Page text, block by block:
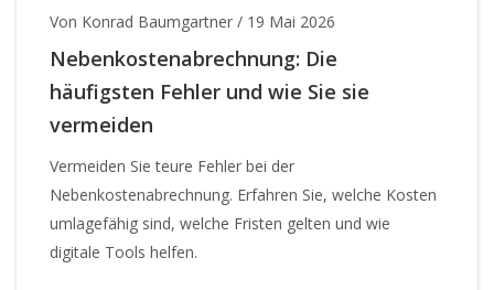
Von Konrad Baumgartner / 19 Mai 2026
Nebenkostenabrechnung: Die
häufigsten Fehler und wie Sie sie
vermeiden
Vermeiden Sie teure Fehler bei der
Nebenkostenabrechnung. Erfahren Sie, welche Kosten
umlagefähig sind, welche Fristen gelten und wie
digitale Tools helfen.